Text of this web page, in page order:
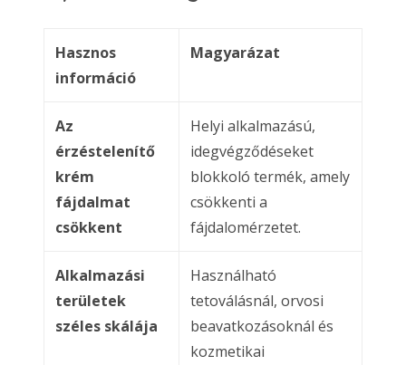
Hasznos
információ
Magyarázat
Az
érzéstelenítő
krém
fájdalmat
csökkent
Helyi alkalmazású,
idegvégződéseket
blokkoló termék, amely
csökkenti a
fájdalomérzetet.
Alkalmazási
területek
széles skálája
Használható
tetoválásnál, orvosi
beavatkozásoknál és
kozmetikai